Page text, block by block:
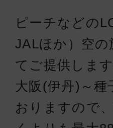
ピーチなどの
JALほか）空
てご提供します
大阪(伊丹)～
おりますので